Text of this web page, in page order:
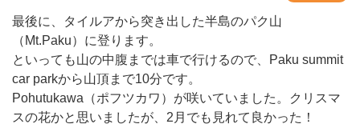
最後に、タイルアから突き出した半島のパク山
（Mt.Paku）に登ります。
といっても山の中腹までは車で行けるので、Paku summit
car parkから山頂まで10分です。
Pohutukawa（ポフツカワ）が咲いていました。クリスマ
スの花かと思いましたが、2月でも見れて良かった！